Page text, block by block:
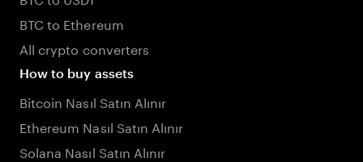
BTC to Ethereum
All crypto converters
How to buy assets
Bitcoin Nasıl Satın Alınır
Ethereum Nasıl Satın Alınır
Solana Nasıl Satın Alınır